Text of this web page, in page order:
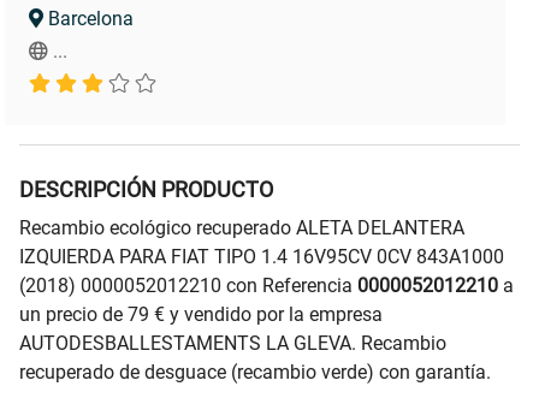
Barcelona
...
DESCRIPCIÓN PRODUCTO
Recambio ecológico recuperado ALETA DELANTERA
IZQUIERDA PARA FIAT TIPO 1.4 16V95CV 0CV 843A1000
(2018) 0000052012210 con Referencia 0000052012210 a
un precio de 79 € y vendido por la empresa
AUTODESBALLESTAMENTS LA GLEVA. Recambio
recuperado de desguace (recambio verde) con garantía.